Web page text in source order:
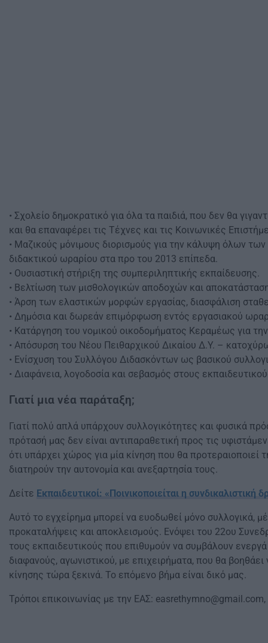
• Σχολείο δημοκρατικό για όλα τα παιδιά, που δεν θα
και θα επαναφέρει τις Τέχνες και τις Κοινωνικές
• Μαζικούς μόνιμους διορισμούς για την κάλυψη όλων
διδακτικού ωραρίου στα προ του 2013 επίπεδα.
• Ουσιαστική στήριξη της συμπεριληπτικής εκπαίδευσης.
• Βελτίωση των μισθολογικών αποδοχών και
• Άρση των ελαστικών μορφών εργασίας, διασφάλιση
• Δημόσια και δωρεάν επιμόρφωση εντός εργασιακού
• Κατάργηση του νομικού οικοδομήματος Κεραμέως για
• Απόσυρση του Νέου Πειθαρχικού Δικαίου Δ.Υ. –
• Ενίσχυση του Συλλόγου Διδασκόντων ως βασικού
• Διαφάνεια, λογοδοσία και σεβασμός στους
Γιατί μια νέα παράταξη;
Γιατί πολύ απλά υπάρχουν συλλογικότητες και φυσικά
πρότασή μας δεν είναι αντιπαραθετική προς τις
ότι υπάρχει χώρος για μία κίνηση που θα
διατηρούν την αυτονομία και ανεξαρτησία τους.
Δείτε Εκπαιδευτικοί: «Ποινικοποιείται η
Αυτό το εγχείρημα μπορεί να ευοδωθεί μόνο συλλογικά,
προκαταλήψεις και αποκλεισμούς. Ενόψει του 22ου
τους εκπαιδευτικούς που επιθυμούν να συμβάλουν
διαφανούς, αγωνιστικού, με επιχειρήματα, που θα
κίνησης τώρα ξεκινά. Το επόμενο βήμα είναι δικό μας.
Τρόποι επικοινωνίας με την ΕΑΣ: easrethymno@gmail.com